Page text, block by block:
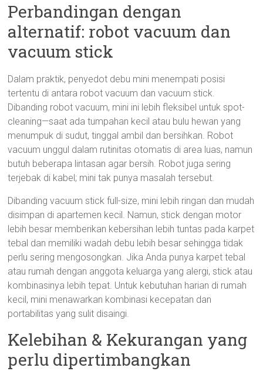
Perbandingan dengan
alternatif: robot vacuum dan
vacuum stick
Dalam praktik, penyedot debu mini menempati posisi
tertentu di antara robot vacuum dan vacuum stick.
Dibanding robot vacuum, mini ini lebih fleksibel untuk spot-
cleaning—saat ada tumpahan kecil atau bulu hewan yang
menumpuk di sudut, tinggal ambil dan bersihkan. Robot
vacuum unggul dalam rutinitas otomatis di area luas, namun
butuh beberapa lintasan agar bersih. Robot juga sering
terjebak di kabel; mini tak punya masalah tersebut.
Dibanding vacuum stick full-size, mini lebih ringan dan mudah
disimpan di apartemen kecil. Namun, stick dengan motor
lebih besar memberikan kebersihan lebih tuntas pada karpet
tebal dan memiliki wadah debu lebih besar sehingga tidak
perlu sering mengosongkan. Jika Anda punya karpet tebal
atau rumah dengan anggota keluarga yang alergi, stick atau
kombinasinya lebih tepat. Untuk kebutuhan harian di rumah
kecil, mini menawarkan kombinasi kecepatan dan
portabilitas yang sulit disaingi.
Kelebihan & Kekurangan yang
perlu dipertimbangkan